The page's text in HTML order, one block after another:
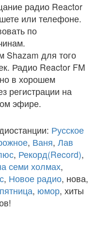
радио Reactor
или телефоне.
по
Shazam для того
Радио Reactor FM
в хорошем
регистрации на
эфире.
Русское
, Ваня, Лав
, Рекорд(Record),
семи холмах,
, Новое радио, нова,
, юмор, хиты